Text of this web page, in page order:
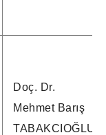
Doç. Dr.
Mehmet Barış
TABAKCIOĞLU